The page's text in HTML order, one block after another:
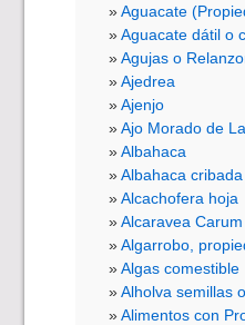
Aguacate
Aguacate dátil o
Agujas o
Ajedrea
Ajenjo
Ajo Morado de
Albahaca
Albahaca
Alcachofera hoja
Alcaravea
Algarrobo,
Algas comestible
Alholva semillas
Alimentos con